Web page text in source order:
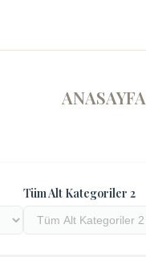
ANASAYFA
Tüm Alt Kategoriler 2